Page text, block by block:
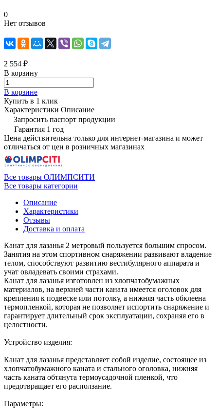
0
Нет отзывов
2 554 ₽
В корзину
В корзине
Купить в 1 клик
Характеристики Описание
Запросить паспорт продукции
Гарантия 1 год
Цена действительна только для интернет-магазина и может
отличаться от цен в розничных магазинах
Все товары ОЛИМПСИТИ
Все товары категории
Описание
Характеристики
Отзывы
Доставка и оплата
Канат для лазанья 2 метровый пользуется большим спросом.
Занятия на этом спортивном снаряжении развивают владение
телом, способствуют развитию вестибулярного аппарата и
учат овладевать своими страхами.
Канат для лазанья изготовлен из хлопчатобумажных
материалов, на верхней части каната имеется оголовок для
крепления к подвеске или потолку, а нижняя часть обклеена
термопленкой, которая не позволяет испортить снаряжение и
гарантирует длительный срок эксплуатации, сохраняя его в
целостности.
Устройство изделия:
Канат для лазанья представляет собой изделие, состоящее из
хлопчатобумажного каната и стального оголовка, нижняя
часть каната обтянута термоусадочной пленкой, что
предотвращает его расползание.
Параметры: